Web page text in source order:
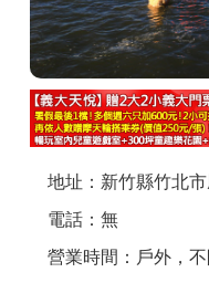
聯絡我們
APP下載
地址：新竹縣竹北
電話：無
營業時間：戶外，不